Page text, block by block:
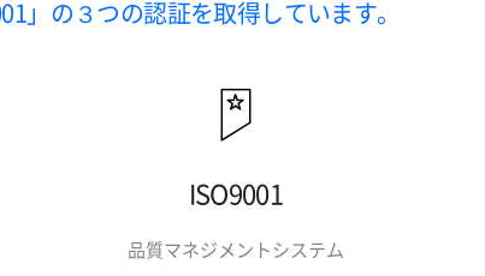
」の３つの認証を取得しています。
ISO9001
品質マネジメントシステム